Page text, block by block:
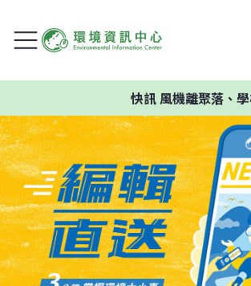
快訊風機離聚落、學